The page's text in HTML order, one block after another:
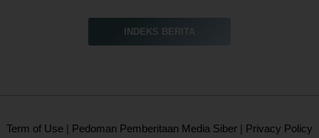
INDEKS BERITA
Term of Use | Pedoman Pemberitaan Media Siber | Privacy Policy